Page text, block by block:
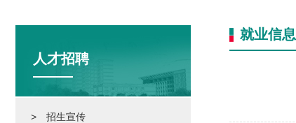
人才招聘
> 招生宣传
就业信息